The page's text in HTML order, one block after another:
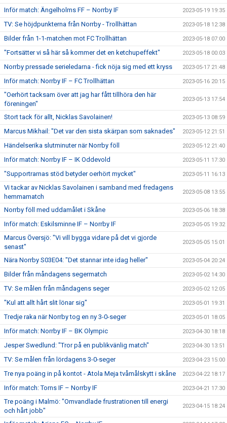
Inför match: Ängelholms FF – Norrby IF 2023-05-19 19:35
TV: Se höjdpunkterna från Norrby - Trollhättan 2023-05-18 12:38
Bilder från 1-1-matchen mot FC Trollhättan 2023-05-18 07:00
"Fortsätter vi så här så kommer det en ketchupeffekt" 2023-05-18 00:03
Norrby pressade serieledarna - fick nöja sig med ett kryss 2023-05-17 21:48
Inför match: Norrby IF – FC Trollhättan 2023-05-16 20:15
"Oerhört tacksam över att jag har fått tillhöra den här
föreningen"
2023-05-13 17:54
Stort tack för allt, Nicklas Savolainen! 2023-05-13 08:59
Marcus Mikhail: "Det var den sista skärpan som saknades" 2023-05-12 21:51
Händelserika slutminuter när Norrby föll 2023-05-12 21:40
Inför match: Norrby IF – IK Oddevold 2023-05-11 17:30
"Supportrarnas stöd betyder oerhört mycket" 2023-05-11 16:13
Vi tackar av Nicklas Savolainen i samband med fredagens
hemmamatch
2023-05-08 13:55
Norrby föll med uddamålet i Skåne 2023-05-06 18:38
Inför match: Eskilsminne IF – Norrby IF 2023-05-05 19:32
Marcus Översjö: "Vi vill bygga vidare på det vi gjorde
senast"
2023-05-05 15:01
Nära Norrby S03E04: "Det stannar inte idag heller" 2023-05-04 20:24
Bilder från måndagens segermatch 2023-05-02 14:30
TV: Se målen från måndagens seger 2023-05-02 12:05
"Kul att allt hårt slit lönar sig" 2023-05-01 19:31
Tredje raka när Norrby tog en ny 3-0-seger 2023-05-01 18:05
Inför match: Norrby IF – BK Olympic 2023-04-30 18:18
Jesper Swedlund: "Tror på en publikvänlig match" 2023-04-30 13:51
TV: Se målen från lördagens 3-0-seger 2023-04-23 15:00
Tre nya poäng in på kontot - Atola Meja tvåmålskytt i skåne 2023-04-22 18:17
Inför match: Torns IF – Norrby IF 2023-04-21 17:30
Tre poäng i Malmö: "Omvandlade frustrationen till energi
och hårt jobb"
2023-04-15 18:24